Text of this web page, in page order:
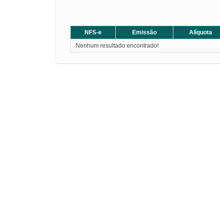
NFS-e Emissão Alíquota
Nenhum resultado encontrado!